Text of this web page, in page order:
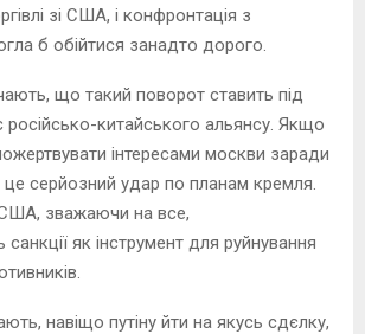
зі США, і конфронтація з
б обійтися занадто дорого.
що такий поворот ставить під
російсько-китайського альянсу. Якщо
інтересами москви заради
це серйозний удар по планам кремля.
зважаючи на все,
як інструмент для руйнування
навіщо путіну йти на якусь сдєлку,